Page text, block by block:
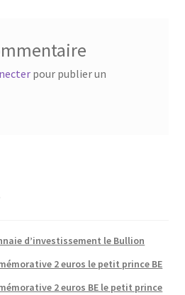
pour publier un
d’investissement le Bullion
2 euros le petit prince BE
2 euros BE le petit prince